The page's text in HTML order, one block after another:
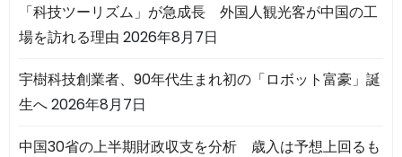
「科技ツーリズム」が急成長 外国人観光客が中国の工
場を訪れる理由 2026年8月7日
宇樹科技創業者、90年代生まれ初の「ロボット富豪」誕
生へ2026年8月7日
中国30省の上半期財政収支を分析 歳入は予想上回るも